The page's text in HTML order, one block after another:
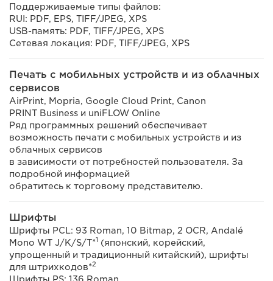
Поддерживаемые типы файлов:
RUI: PDF, EPS, TIFF/JPEG, XPS
USB-память: PDF, TIFF/JPEG, XPS
Сетевая локация: PDF, TIFF/JPEG, XPS
Печать с мобильных устройств и из облачных
сервисов
AirPrint, Mopria, Google Cloud Print, Canon
PRINT Business и uniFLOW Online
Ряд программных решений обеспечивает
возможность печати с мобильных устройств и из
облачных сервисов
в зависимости от потребностей пользователя. За
подробной информацией
обратитесь к торговому представителю.
Шрифты
Шрифты PCL: 93 Roman, 10 Bitmap, 2 OCR, Andalé
Mono WT J/K/S/T*1 (японский, корейский,
упрощенный и традиционный китайский), шрифты
для штрихкодов*2
Шрифты PS: 136 Roman